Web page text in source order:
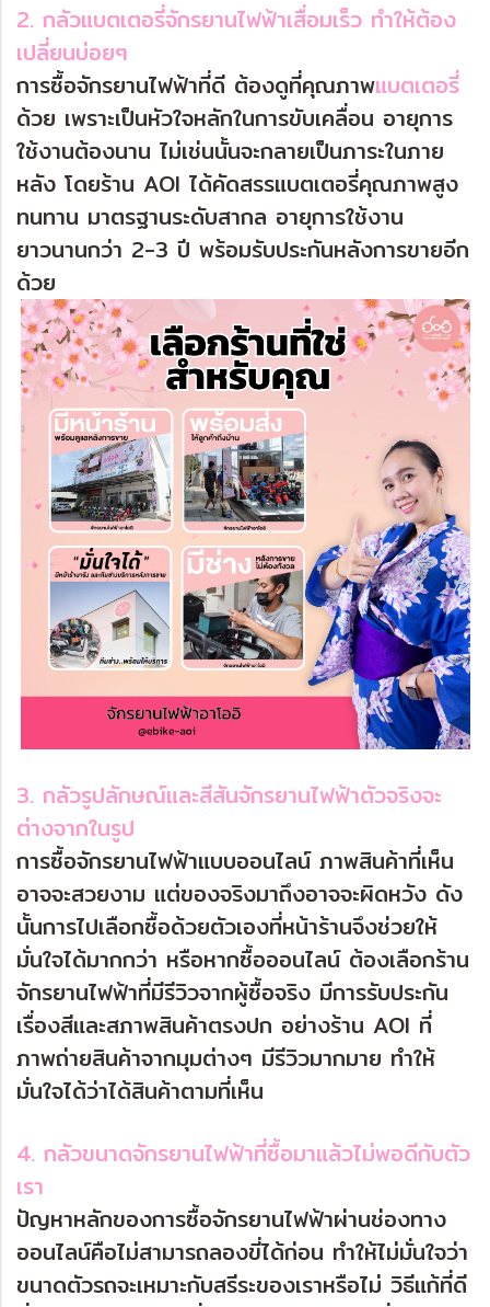
2. กลัวแบตเตอรี่จักรยานไฟฟ้าเสื่อมเร็ว ทำให้ต้อง
เปลี่ยนบ่อยๆ
การซื้อจักรยานไฟฟ้าที่ดี ต้องดูที่คุณภาพแบตเตอรี่
ด้วย เพราะเป็นหัวใจหลักในการขับเคลื่อน อายุการ
ใช้งานต้องนาน ไม่เช่นนั้นจะกลายเป็นภาระในภาย
หลัง โดยร้าน AOI ได้คัดสรรแบตเตอรี่คุณภาพสูง
ทนทาน มาตรฐานระดับสากล อายุการใช้งาน
ยาวนานกว่า 2-3 ปี พร้อมรับประกันหลังการขายอีก
ด้วย
3. กลัวรูปลักษณ์และสีสันจักรยานไฟฟ้าตัวจริงจะ
ต่างจากในรูป
การซื้อจักรยานไฟฟ้าแบบออนไลน์ ภาพสินค้าที่เห็น
อาจจะสวยงาม แต่ของจริงมาถึงอาจจะผิดหวัง ดัง
นั้นการไปเลือกซื้อด้วยตัวเองที่หน้าร้านจึงช่วยให้
มั่นใจได้มากกว่า หรือหากซื้อออนไลน์ ต้องเลือกร้าน
จักรยานไฟฟ้าที่มีรีวิวจากผู้ซื้อจริง มีการรับประกัน
เรื่องสีและสภาพสินค้าตรงปก อย่างร้าน AOI ที่
ภาพถ่ายสินค้าจากมุมต่างๆ มีรีวิวมากมาย ทำให้
มั่นใจได้ว่าได้สินค้าตามที่เห็น
4. กลัวขนาดจักรยานไฟฟ้าที่ซื้อมาแล้วไม่พอดีกับตัว
เรา
ปัญหาหลักของการซื้อจักรยานไฟฟ้าผ่านช่องทาง
ออนไลน์คือไม่สามารถลองขี่ได้ก่อน ทำให้ไม่มั่นใจว่า
ขนาดตัวรถจะเหมาะกับสรีระของเราหรือไม่ วิธีแก้ที่ดี